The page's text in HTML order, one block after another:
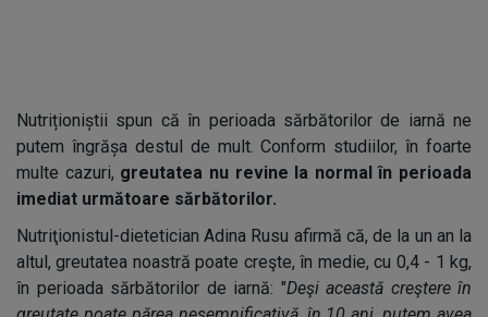
Nutriționiștii spun că în perioada sărbătorilor de iarnă ne
putem îngrășa destul de mult. Conform studiilor, în foarte
multe cazuri, greutatea nu revine la normal în perioada
imediat următoare sărbătorilor.
Nutriţionistul-dietetician Adina Rusu afirmă că, de la un an la
altul, greutatea noastră poate creşte, în medie, cu 0,4 - 1 kg,
în perioada sărbătorilor de iarnă: "Deşi această creştere în